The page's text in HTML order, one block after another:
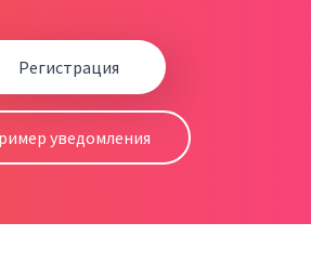
Регистрация
уведомления